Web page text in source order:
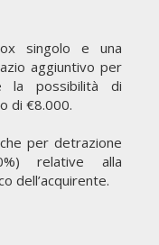
singolo e una
aggiuntivo per
la possibilità di
di €8.000.
per detrazione
relative alla
dell’acquirente.